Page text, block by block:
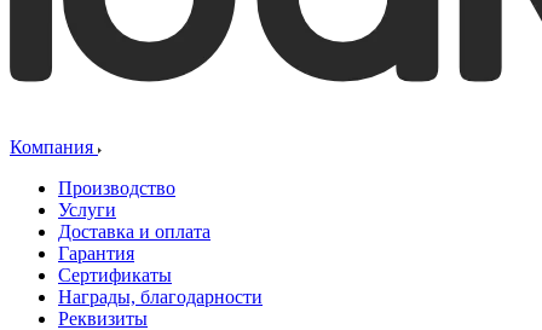
Компания
Производство
Услуги
Доставка и оплата
Гарантия
Сертификаты
Награды, благодарности
Реквизиты